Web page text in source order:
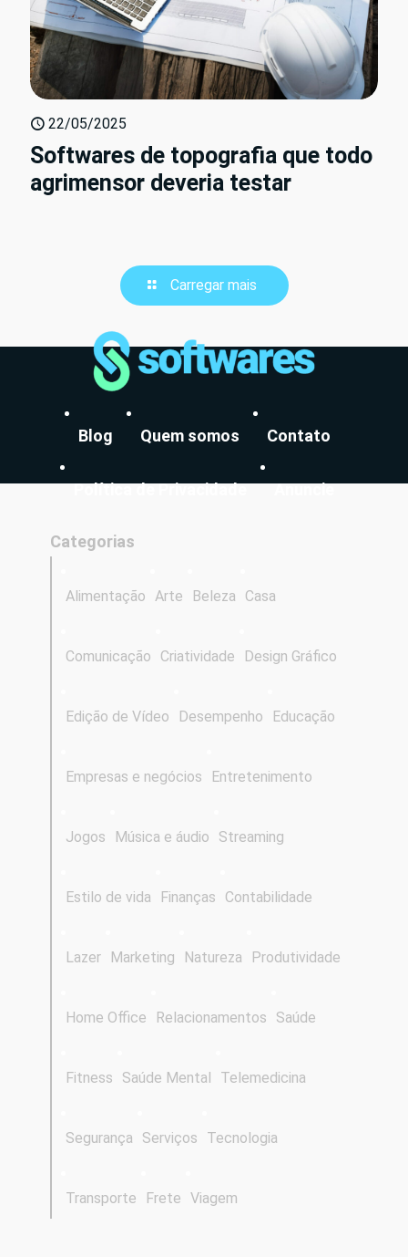
22/05/2025
Softwares de topografia que todo
agrimensor deveria testar
Carregar mais
Blog Quem somos Contato
Política de Privacidade Anuncie
Categorias
Alimentação Arte Beleza Casa
Comunicação Criatividade Design Gráfico
Edição de Vídeo Desempenho Educação
Empresas e negócios Entretenimento
Jogos Música e áudio Streaming
Estilo de vida Finanças Contabilidade
Lazer Marketing Natureza Produtividade
Home Office Relacionamentos Saúde
Fitness Saúde Mental Telemedicina
Segurança Serviços Tecnologia
Transporte Frete Viagem